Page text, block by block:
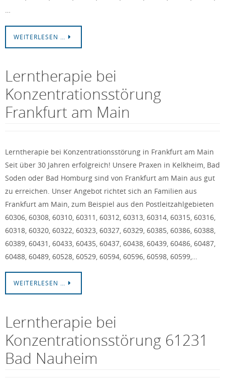
…
WEITERLESEN …
Lerntherapie bei
Konzentrationsstörung
Frankfurt am Main
Lerntherapie bei Konzentrationsstörung in Frankfurt am Main
Seit über 30 Jahren erfolgreich! Unsere Praxen in Kelkheim, Bad
Soden oder Bad Homburg sind von Frankfurt am Main aus gut
zu erreichen. Unser Angebot richtet sich an Familien aus
Frankfurt am Main, zum Beispiel aus den Postleitzahlgebieten
60306, 60308, 60310, 60311, 60312, 60313, 60314, 60315, 60316,
60318, 60320, 60322, 60323, 60327, 60329, 60385, 60386, 60388,
60389, 60431, 60433, 60435, 60437, 60438, 60439, 60486, 60487,
60488, 60489, 60528, 60529, 60594, 60596, 60598, 60599,…
WEITERLESEN …
Lerntherapie bei
Konzentrationsstörung 61231
Bad Nauheim